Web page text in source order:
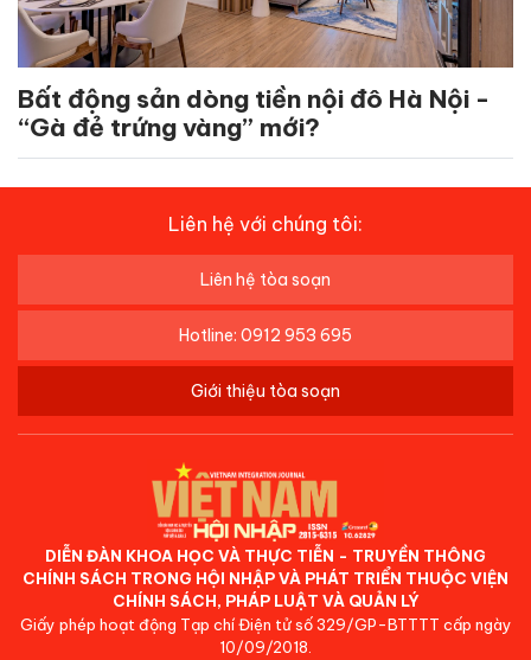
Bất động sản dòng tiền nội đô Hà Nội -
“Gà đẻ trứng vàng” mới?
Liên hệ với chúng tôi:
Liên hệ tòa soạn
Hotline: 0912 953 695
Giới thiệu tòa soạn
DIỄN ĐÀN KHOA HỌC VÀ THỰC TIỄN - TRUYỀN THÔNG
CHÍNH SÁCH TRONG HỘI NHẬP VÀ PHÁT TRIỂN THUỘC VIỆN
CHÍNH SÁCH, PHÁP LUẬT VÀ QUẢN LÝ
Giấy phép hoạt động Tạp chí Điện tử số 329/GP-BTTTT cấp ngày
10/09/2018.